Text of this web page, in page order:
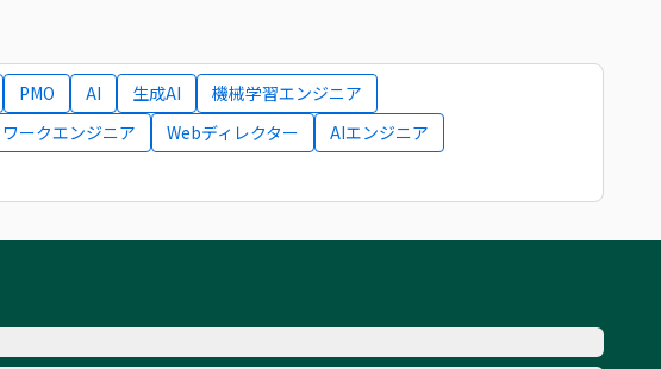
PMO AI 生成AI
機械学習エンジニア
ークエンジニア Webディレクター
AIエンジニア